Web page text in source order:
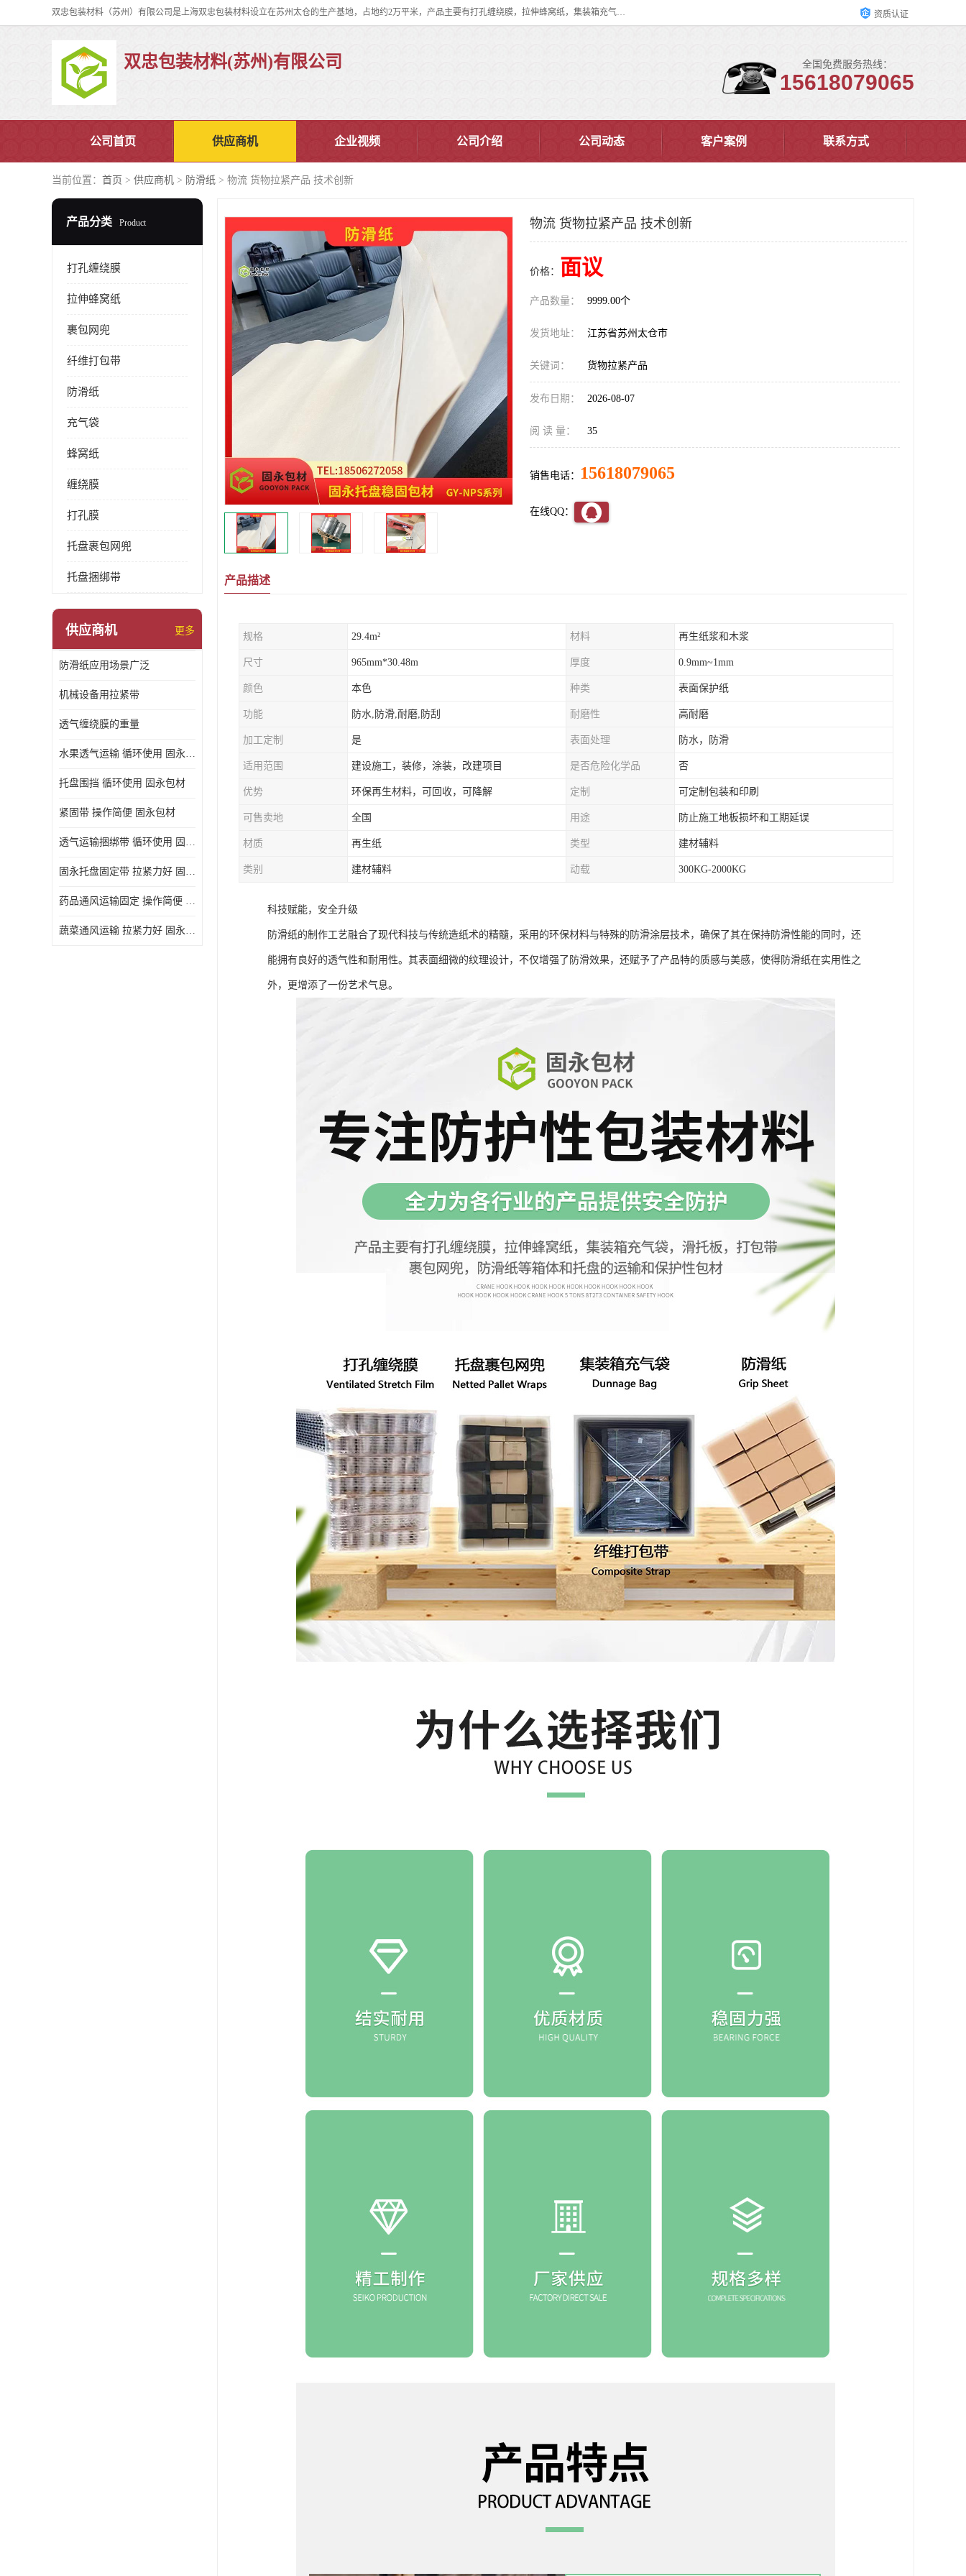
双忠包装材料（苏州）有限公司是上海双忠包装材料设立在苏州太仓的生产基地，占地约2万平米，产品主要有打孔缠绕膜，拉伸蜂窝纸，集装箱充气袋，滑托板，打包带，裹包网兜，防滑纸等箱体和托盘的运输和保护性包材。固永包材®，GooYon Pack®，是我们保护性包装材料的专属品牌。 资质认证
双忠包装材料(苏州)有限公司 全国免费服务热线：
15618079065
公司首页 供应商机 企业视频 公司介绍 公司动态 客户案例 联系方式
当前位置： 首页 > 供应商机 > 防滑纸 > 物流 货物拉紧产品 技术创新
产品分类 Product
打孔缠绕膜
拉伸蜂窝纸
裹包网兜
纤维打包带
防滑纸
充气袋
蜂窝纸
缠绕膜
打孔膜
托盘裹包网兜
托盘捆绑带
供应商机 更多
防滑纸应用场景广泛
机械设备用拉紧带
透气缠绕膜的重量
水果透气运输 循环使用 固永包材
托盘围挡 循环使用 固永包材
紧固带 操作简便 固永包材
透气运输捆绑带 循环使用 固永包材
固永托盘固定带 拉紧力好 固永包材
药品通风运输固定 操作简便 固永包材
蔬菜通风运输 拉紧力好 固永包材
物流 货物拉紧产品 技术创新
价格： 面议
产品数量： 9999.00个
发货地址： 江苏省苏州太仓市
关键词： 货物拉紧产品
发布日期： 2026-08-07
阅 读 量： 35
销售电话： 15618079065
在线QQ：
产品描述
规格 29.4m² 材料 再生纸浆和木浆
尺寸 965mm*30.48m 厚度 0.9mm~1mm
颜色 本色 种类 表面保护纸
功能 防水,防滑,耐磨,防刮 耐磨性 高耐磨
加工定制 是 表面处理 防水，防滑
适用范围 建设施工，装修，涂装，改建项目 是否危险化学品 否
优势 环保再生材料，可回收，可降解 定制 可定制包装和印刷
可售卖地 全国 用途 防止施工地板损坏和工期延误
材质 再生纸 类型 建材辅料
类别 建材辅料 动载 300KG-2000KG
科技赋能，安全升级
防滑纸的制作工艺融合了现代科技与传统造纸术的精髓，采用的环保材料与特殊的防滑涂层技术，确保了其在保持防滑性能的同时，还
能拥有良好的透气性和耐用性。其表面细微的纹理设计，不仅增强了防滑效果，还赋予了产品特的质感与美感，使得防滑纸在实用性之
外，更增添了一份艺术气息。